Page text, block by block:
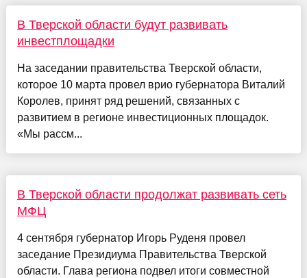
В Тверской области будут развивать
инвестплощадки
На заседании правительства Тверской области,
которое 10 марта провел врио губернатора Виталий
Королев, принят ряд решений, связанных с
развитием в регионе инвестиционных площадок.
«Мы рассм...
В Тверской области продолжат развивать сеть
МФЦ
4 сентября губернатор Игорь Руденя провел
заседание Президиума Правительства Тверской
области. Глава региона подвел итоги совместной